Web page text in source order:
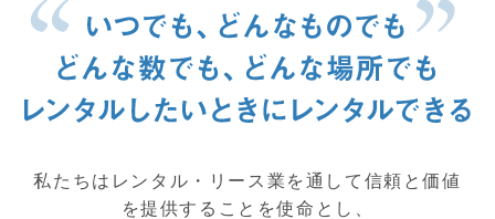
私たちはレンタル・リース業を通して信頼と価値
を提供することを使命とし、